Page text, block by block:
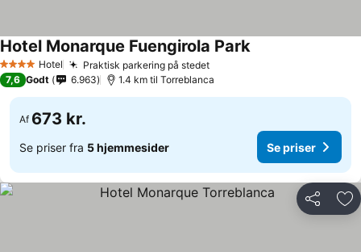
4 StjernerHotel Praktisk parkering på stedetSe priser
Hotel Monarque Fuengirola ParkSe priser
7,6 Godt 6.963 1.4 km til Torreblanca
Af 673 kr.
Se priser fra 5 hjemmesider Se priser
Del